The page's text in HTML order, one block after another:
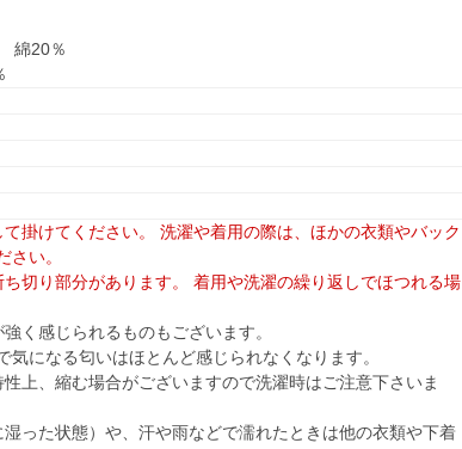
綿20％
掛けてください。 洗濯や着用の際は、ほかの衣類やバック
さい。
切り部分があります。 着用や洗濯の繰り返しでほつれる場
く感じられるものもございます。
気になる匂いはほとんど感じられなくなります。
上、縮む場合がございますので洗濯時はご注意下さいま
った状態）や、汗や雨などで濡れたときは他の衣類や下着